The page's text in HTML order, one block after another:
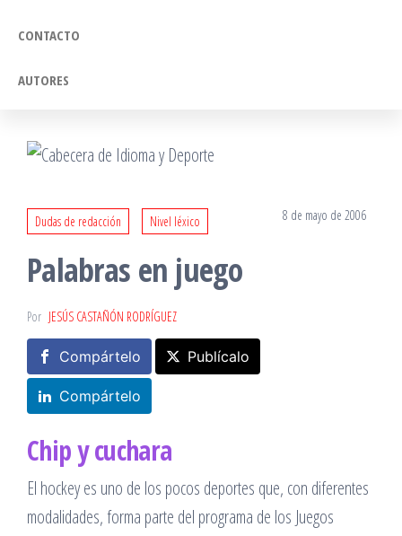
CONTACTO
AUTORES
Dudas de redacción Nivel léxico 8 de mayo de 2006
Palabras en juego
Por JESÚS CASTAÑÓN RODRÍGUEZ
Compártelo Publícalo
Compártelo
Chip y cuchara
El hockey es uno de los pocos deportes que, con diferentes
modalidades, forma parte del programa de los Juegos